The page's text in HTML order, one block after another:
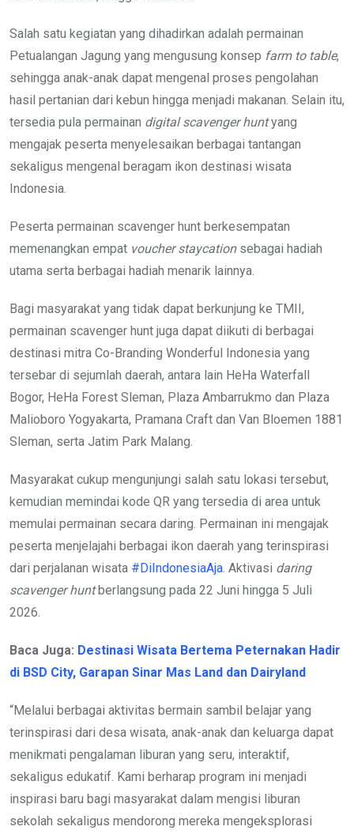
Salah satu kegiatan yang dihadirkan adalah permainan
Petualangan Jagung yang mengusung konsep farm to table,
sehingga anak-anak dapat mengenal proses pengolahan
hasil pertanian dari kebun hingga menjadi makanan. Selain itu,
tersedia pula permainan digital scavenger huntyang
mengajak peserta menyelesaikan berbagai tantangan
sekaligus mengenal beragam ikon destinasi wisata
Indonesia.
Peserta permainan scavenger hunt berkesempatan
memenangkan empat voucher staycationsebagai hadiah
utama serta berbagai hadiah menarik lainnya.
Bagi masyarakat yang tidak dapat berkunjung ke TMII,
permainan scavenger hunt juga dapat diikuti di berbagai
destinasi mitra Co-Branding Wonderful Indonesia yang
tersebar di sejumlah daerah, antara lain HeHa Waterfall
Bogor, HeHa Forest Sleman, Plaza Ambarrukmo dan Plaza
Malioboro Yogyakarta, Pramana Craft dan Van Bloemen 1881
Sleman, serta Jatim Park Malang.
Masyarakat cukup mengunjungi salah satu lokasi tersebut,
kemudian memindai kode QR yang tersedia di area untuk
memulai permainan secara daring. Permainan ini mengajak
peserta menjelajahi berbagai ikon daerah yang terinspirasi
dari perjalanan wisata #DiIndonesiaAja. Aktivasi daring
scavenger huntberlangsung pada 22 Juni hingga 5 Juli
2026.
Baca Juga: Destinasi Wisata Bertema Peternakan Hadir
di BSD City, Garapan Sinar Mas Land dan Dairyland
“Melalui berbagai aktivitas bermain sambil belajar yang
terinspirasi dari desa wisata, anak-anak dan keluarga dapat
menikmati pengalaman liburan yang seru, interaktif,
sekaligus edukatif. Kami berharap program ini menjadi
inspirasi baru bagi masyarakat dalam mengisi liburan
sekolah sekaligus mendorong mereka mengeksplorasi